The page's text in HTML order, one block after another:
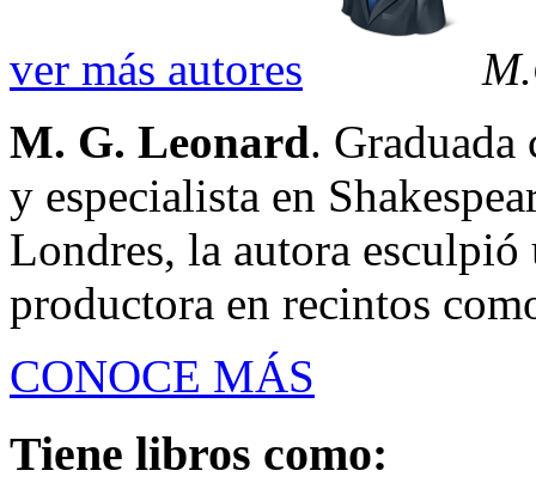
ver más autores
M. G. Leonard. Graduada
y especialista en
Londres, la autora
productora en recintos
CONOCE MÁS
Tiene libros como: